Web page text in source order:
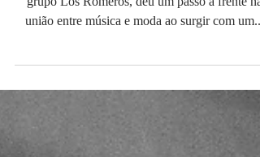
união entre música e moda ao surgir com um...